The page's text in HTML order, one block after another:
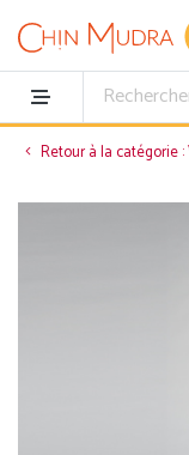
Retour à la catégorie